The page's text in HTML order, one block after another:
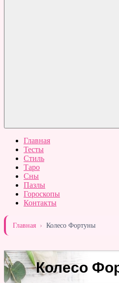
Главная
Тесты
Стиль
Таро
Сны
Пазлы
Гороскопы
Контакты
Главная › Колесо Фортуны
Колесо